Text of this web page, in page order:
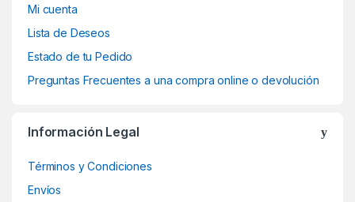
Mi cuenta
Lista de Deseos
Estado de tu Pedido
Preguntas Frecuentes a una compra online o devolución
Información Legal
Términos y Condiciones
Envíos